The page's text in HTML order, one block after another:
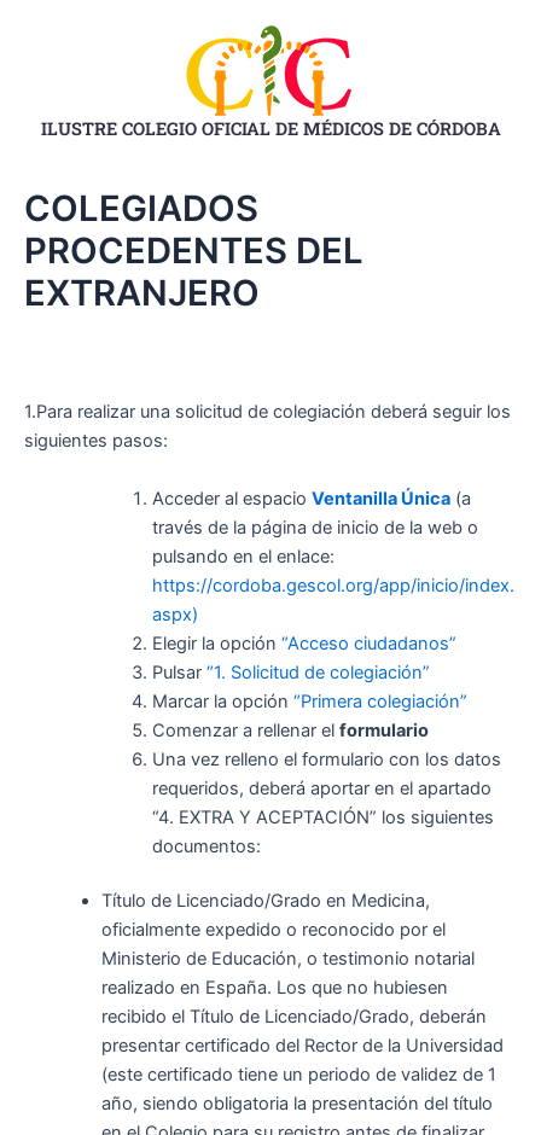
ILUSTRE COLEGIO OFICIAL DE MÉDICOS DE CÓRDOBA
COLEGIADOS
PROCEDENTES DEL
EXTRANJERO
1.Para realizar una solicitud de colegiación deberá seguir los
siguientes pasos:
Acceder al espacio Ventanilla Única(a
través de la página de inicio de la web o
pulsando en el enlace:
https://cordoba.gescol.org/app/inicio/index.
aspx)
Elegir la opción “Acceso ciudadanos”
Pulsar “1. Solicitud de colegiación”
Marcar la opción “Primera colegiación”
Comenzar a rellenar el formulario
Una vez relleno el formulario con los datos
requeridos, deberá aportar en el apartado
“4. EXTRA Y ACEPTACIÓN” los siguientes
documentos:
Título de Licenciado/Grado en Medicina,
oficialmente expedido o reconocido por el
Ministerio de Educación, o testimonio notarial
realizado en España. Los que no hubiesen
recibido el Título de Licenciado/Grado, deberán
presentar certificado del Rector de la Universidad
(este certificado tiene un periodo de validez de 1
año, siendo obligatoria la presentación del título